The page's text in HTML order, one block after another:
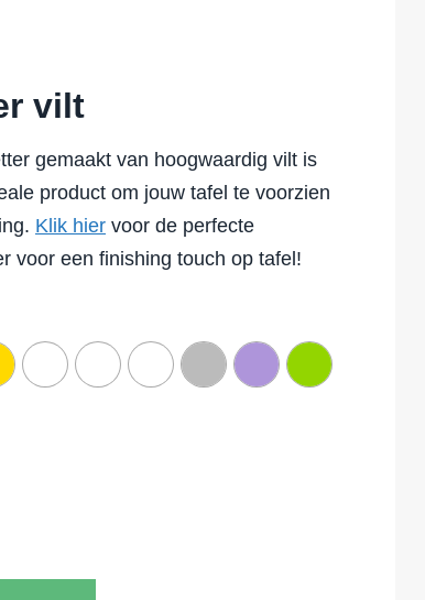
vilt
gemaakt van hoogwaardig vilt is
product om jouw tafel te voorzien
Klik hier voor de perfecte
voor een finishing touch op tafel!